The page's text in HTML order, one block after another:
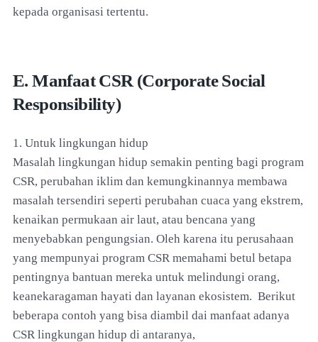
kepada organisasi tertentu.
E. Manfaat CSR (Corporate Social
Responsibility)
1. Untuk lingkungan hidup
Masalah lingkungan hidup semakin penting bagi program
CSR, perubahan iklim dan kemungkinannya membawa
masalah tersendiri seperti perubahan cuaca yang ekstrem,
kenaikan permukaan air laut, atau bencana yang
menyebabkan pengungsian. Oleh karena itu perusahaan
yang mempunyai program CSR memahami betul betapa
pentingnya bantuan mereka untuk melindungi orang,
keanekaragaman hayati dan layanan ekosistem. Berikut
beberapa contoh yang bisa diambil dai manfaat adanya
CSR lingkungan hidup di antaranya,